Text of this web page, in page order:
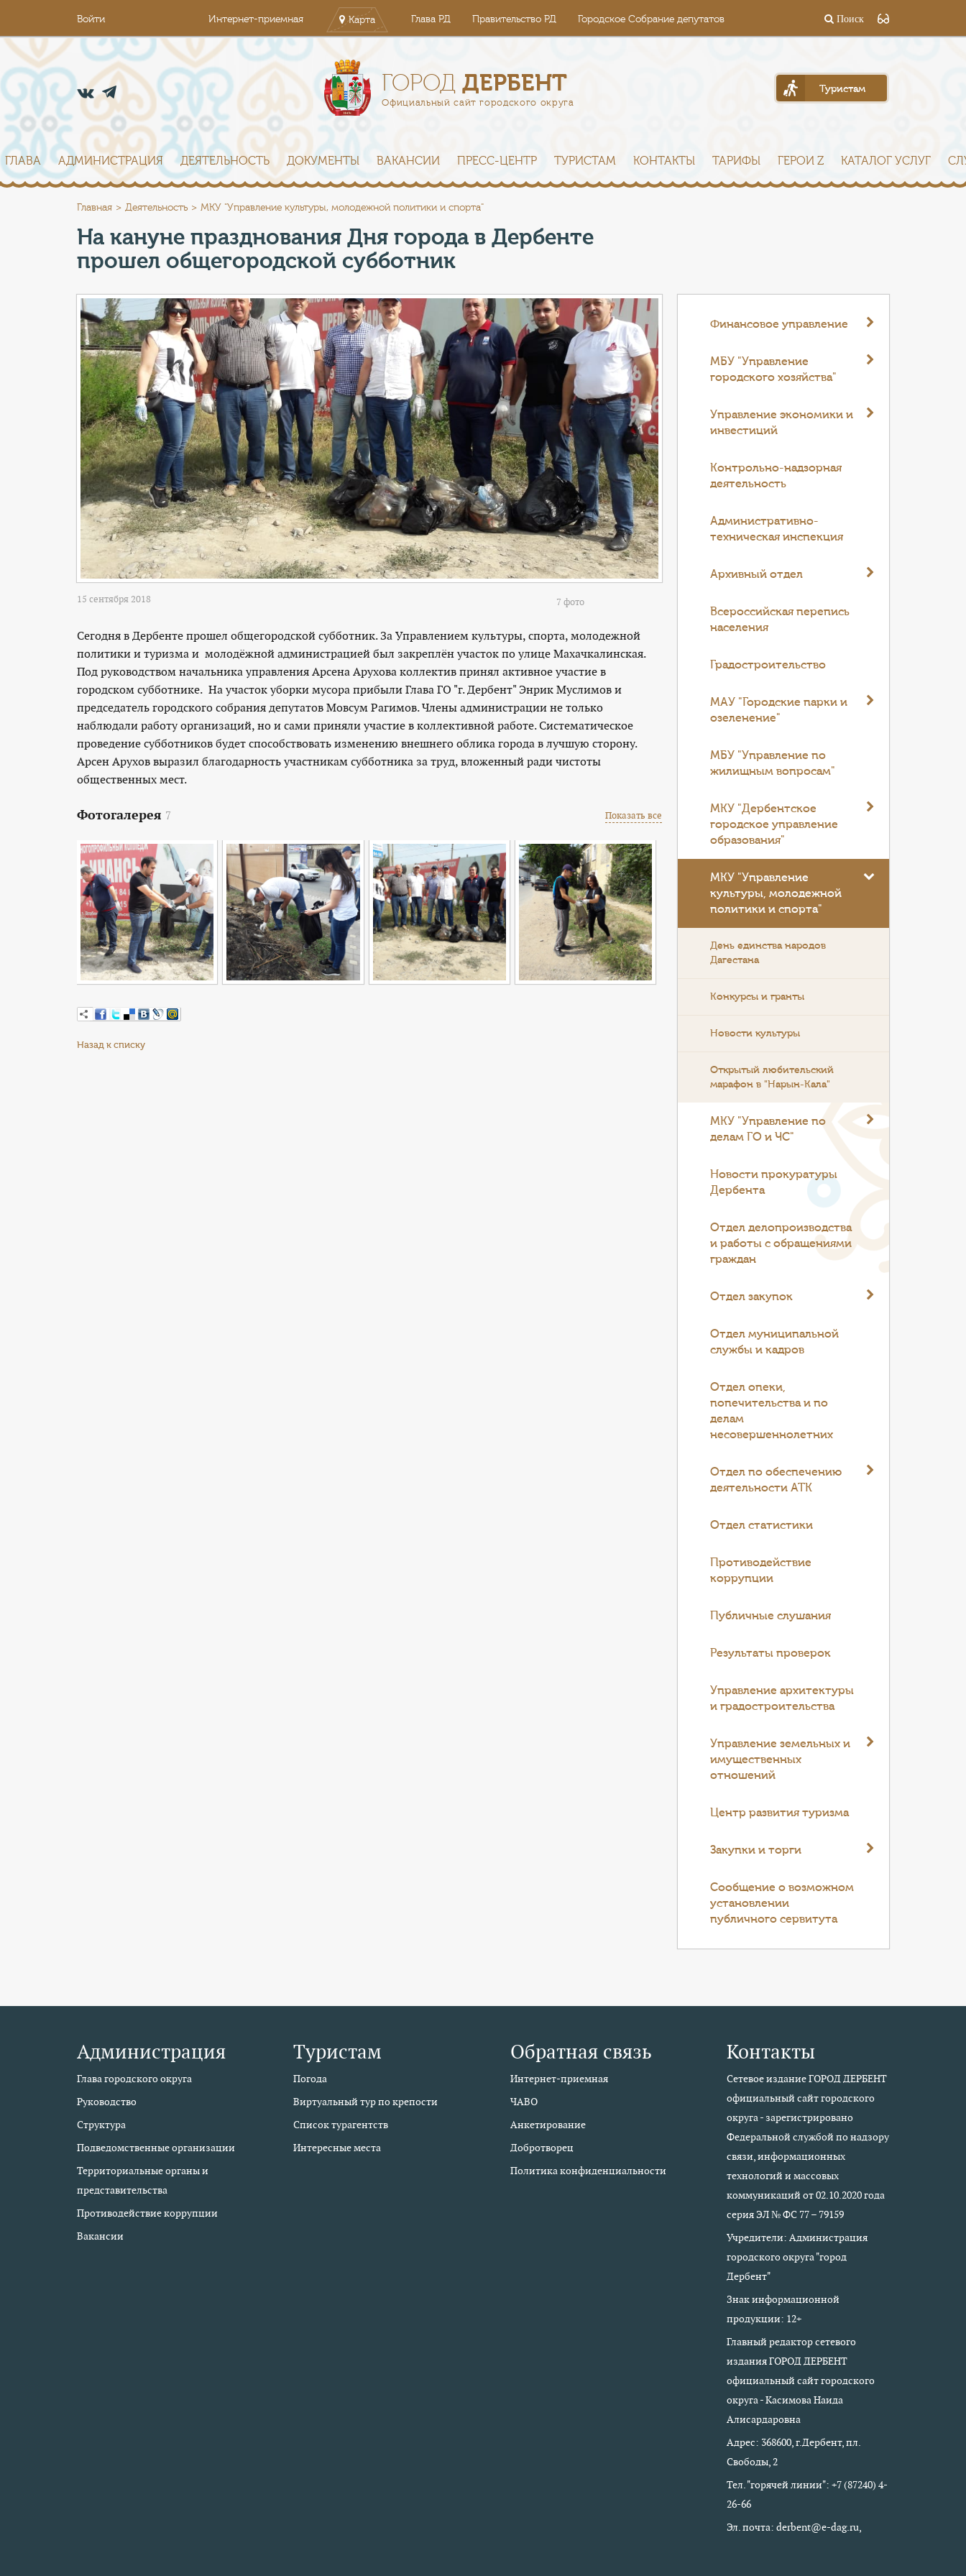
Войти Интернет-приемная Карта Глава РД Правительство РД Городское Собрание депутатов Поиск
ГОРОДДЕРБЕНТ
Официальный сайт городского округа
Туристам
ГЛАВА АДМИНИСТРАЦИЯ ДЕЯТЕЛЬНОСТЬ ДОКУМЕНТЫ ВАКАНСИИ ПРЕСС-ЦЕНТР ТУРИСТАМ КОНТАКТЫ ТАРИФЫ ГЕРОИ Z КАТАЛОГ УСЛУГ
Главная Деятельность МКУ "Управление культуры, молодежной политики и спорта"
На кануне празднования Дня города в Дербенте
прошел общегородской субботник
15 сентября 2018 7 фото
Сегодня в Дербенте прошел общегородской субботник. За Управлением культуры, спорта, молодежной
политики и туризма и молодёжной администрацией был закреплён участок по улице Махачкалинская.
Под руководством начальника управления Арсена Арухова коллектив принял активное участие в
городском субботнике. На участок уборки мусора прибыли Глава ГО "г. Дербент" Энрик Муслимов и
председатель городского собрания депутатов Мовсум Рагимов. Члены администрации не только
наблюдали работу организаций, но и сами приняли участие в коллективной работе. Систематическое
проведение субботников будет способствовать изменению внешнего облика города в лучшую сторону.
Арсен Арухов выразил благодарность участникам субботника за труд, вложенный ради чистоты
общественных мест.
Фотогалерея 7 Показать все
Назад к списку
Финансовое управление
МБУ "Управление
городского хозяйства"
Управление экономики и
инвестиций
Контрольно-надзорная
деятельность
Административно-
техническая инспекция
Архивный отдел
Всероссийская перепись
населения
Градостроительство
МАУ "Городские парки и
озеленение"
МБУ "Управление по
жилищным вопросам"
МКУ "Дербентское
городское управление
образования"
МКУ "Управление
культуры, молодежной
политики и спорта"
День единства народов
Дагестана
Конкурсы и гранты
Новости культуры
Открытый любительский
марафон в "Нарын-Кала"
МКУ "Управление по
делам ГО и ЧС"
Новости прокуратуры
Дербента
Отдел делопроизводства
и работы с обращениями
граждан
Отдел закупок
Отдел муниципальной
службы и кадров
Отдел опеки,
попечительства и по
делам
несовершеннолетних
Отдел по обеспечению
деятельности АТК
Отдел статистики
Противодействие
коррупции
Публичные слушания
Результаты проверок
Управление архитектуры
и градостроительства
Управление земельных и
имущественных
отношений
Центр развития туризма
Закупки и торги
Cообщение о возможном
установлении
публичного сервитута
Администрация
Глава городского округа
Руководство
Структура
Подведомственные организации
Территориальные органы и
представительства
Противодействие коррупции
Вакансии
Туристам
Погода
Виртуальный тур по крепости
Список турагентств
Интересные места
Обратная связь
Интернет-приемная
ЧАВО
Анкетирование
Добротворец
Политика конфиденциальности
Контакты
Сетевое издание ГОРОД ДЕРБЕНТ
официальный сайт городского
округа - зарегистрировано
Федеральной службой по надзору
связи, информационных
технологий и массовых
коммуникаций от 02.10.2020 года
серия ЭЛ № ФС 77 – 79159
Учредители: Администрация
городского округа "город
Дербент"
Знак информационной
продукции: 12+
Главный редактор сетевого
издания ГОРОД ДЕРБЕНТ
официальный сайт городского
округа - Касимова Наида
Алисардаровна
Адрес: 368600, г.Дербент, пл.
Свободы, 2
Тел. "горячей линии": +7 (87240) 4-
26-66
Эл. почта: derbent@e-dag.ru,